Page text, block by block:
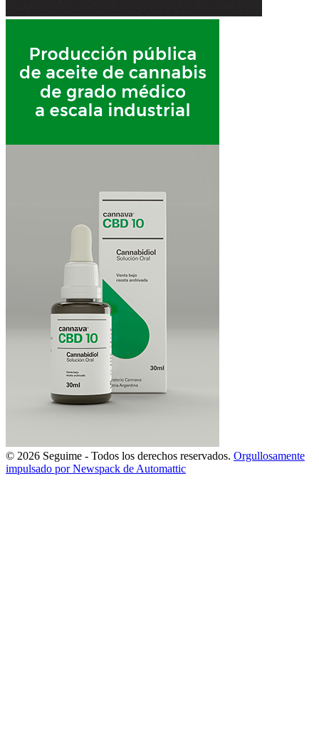
© 2026 Seguime - Todos los derechos reservados. Orgullosamente
impulsado por Newspack de Automattic